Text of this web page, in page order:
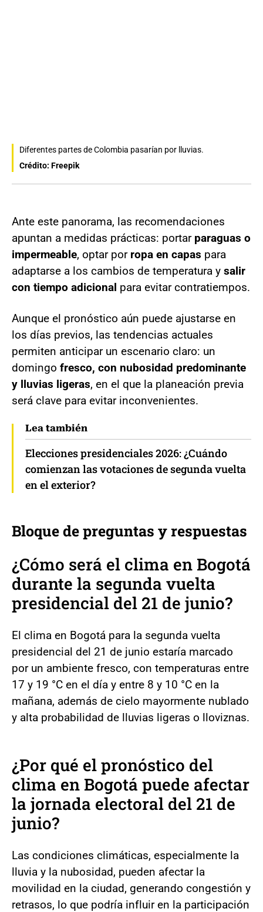
Diferentes partes de Colombia pasarían por lluvias.
Crédito: Freepik
Ante este panorama, las recomendaciones
apuntan a medidas prácticas: portar paraguas o
impermeable, optar por ropa en capas para
adaptarse a los cambios de temperatura y salir
con tiempo adicional para evitar contratiempos.
Aunque el pronóstico aún puede ajustarse en
los días previos, las tendencias actuales
permiten anticipar un escenario claro: un
domingo fresco, con nubosidad predominante
y lluvias ligeras, en el que la planeación previa
será clave para evitar inconvenientes.
Lea también
Elecciones presidenciales 2026: ¿Cuándo
comienzan las votaciones de segunda vuelta
en el exterior?
Bloque de preguntas y respuestas
¿Cómo será el clima en Bogotá
durante la segunda vuelta
presidencial del 21 de junio?
El clima en Bogotá para la segunda vuelta
presidencial del 21 de junio estaría marcado
por un ambiente fresco, con temperaturas entre
17 y 19 °C en el día y entre 8 y 10 °C en la
mañana, además de cielo mayormente nublado
y alta probabilidad de lluvias ligeras o lloviznas.
¿Por qué el pronóstico del
clima en Bogotá puede afectar
la jornada electoral del 21 de
junio?
Las condiciones climáticas, especialmente la
lluvia y la nubosidad, pueden afectar la
movilidad en la ciudad, generando congestión y
retrasos, lo que podría influir en la participación